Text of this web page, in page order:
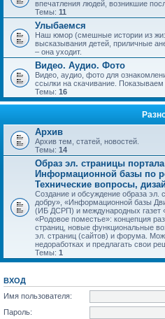
впечатления людей, возникшие
Темы: 11
Улыбаемся
Наш юмор (смешные истории из
высказывания детей, приличные
– она уходит.
Видео. Аудио. Фото
Видео, аудио, фото для
ссылки на скачивание. Показываем
Темы: 16
Архив
Архив тем, статей, новостей.
Темы: 14
Образ эл. страницы
Информационной базы по
Технические вопросы,
Создание и обсуждение образа эл.
добру», «Информационной базы
(ИБ ДСРП) и международных газет
«Родовое поместье»: концепция
страниц, новые функциональные
эл. страниц (сайтов) и форума.
недоработках и предлагать свои
Темы: 1
ВХОД
Имя пользователя:
Пароль: